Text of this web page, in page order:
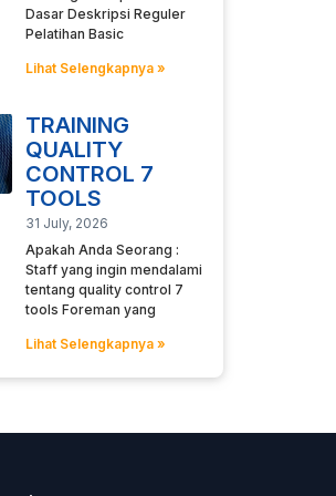
Dasar Deskripsi Reguler
Pelatihan Basic
Lihat Selengkapnya »
TRAINING
QUALITY
CONTROL 7
TOOLS
31 July, 2026
Apakah Anda Seorang :
Staff yang ingin mendalami
tentang quality control 7
tools Foreman yang
Lihat Selengkapnya »